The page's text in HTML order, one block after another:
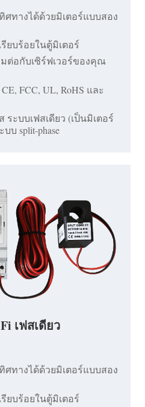
ศทางได้ด้วยมิเตอร์แบบสอง
ยบร้อยในตู้มิเตอร์
มต่อกับเซิร์ฟเวอร์ของคุณ
FCC, UL, RoHS และ
ะบบเฟสเดียว (เป็นมิเตอร์
บ split-phase
เฟสเดียว
ศทางได้ด้วยมิเตอร์แบบสอง
ยบร้อยในตู้มิเตอร์